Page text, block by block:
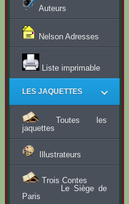
Auteurs
Nelson Adresses
Liste imprimable
LES JAQUETTES
Toutes les
jaquettes
Illustrateurs
Trois Contes
Le Siège de
Paris